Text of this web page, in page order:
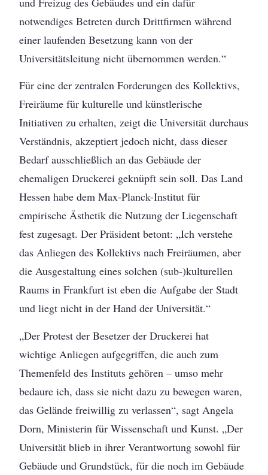
notwendiges Betreten durch Drittfirmen während
einer laufenden Besetzung kann von der
Universitätsleitung nicht übernommen werden.“
Für eine der zentralen Forderungen des Kollektivs,
Freiräume für kulturelle und künstlerische
Initiativen zu erhalten, zeigt die Universität durchaus
Verständnis, akzeptiert jedoch nicht, dass dieser
Bedarf ausschließlich an das Gebäude der
ehemaligen Druckerei geknüpft sein soll. Das Land
Hessen habe dem Max-Planck-Institut für
empirische Ästhetik die Nutzung der Liegenschaft
fest zugesagt. Der Präsident betont: „Ich verstehe
das Anliegen des Kollektivs nach Freiräumen, aber
die Ausgestaltung eines solchen (sub-)kulturellen
Raums in Frankfurt ist eben die Aufgabe der Stadt
und liegt nicht in der Hand der Universität.“
„Der Protest der Besetzer der Druckerei hat
wichtige Anliegen aufgegriffen, die auch zum
Themenfeld des Instituts gehören – umso mehr
bedaure ich, dass sie nicht dazu zu bewegen waren,
das Gelände freiwillig zu verlassen“, sagt Angela
Dorn, Ministerin für Wissenschaft und Kunst. „Der
Universität blieb in ihrer Verantwortung sowohl für
Gebäude und Grundstück, für die noch im Gebäude